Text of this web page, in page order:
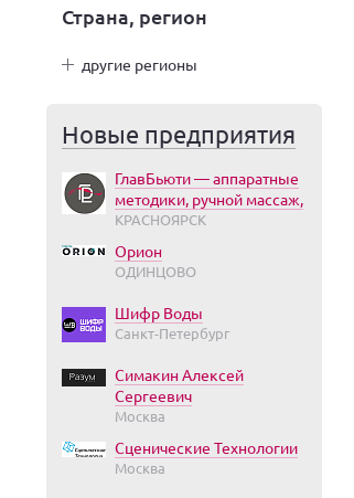
Страна, регион
другие регионы
Новые предприятия
ГлавБьюти — аппаратные
методики, ручной массаж,
КРАСНОЯРСК
Орион
ОДИНЦОВО
Шифр Воды
Санкт-Петербург
Симакин Алексей
Сергеевич
Москва
Сценические Технологии
Москва